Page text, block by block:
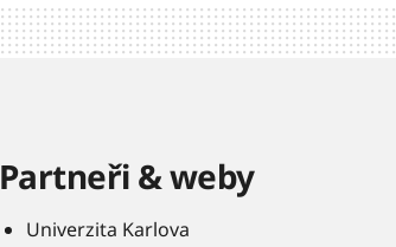
Partneři & weby
Univerzita Karlova